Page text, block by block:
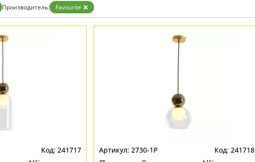
Бронза
Золото
Прозрачные
Производитель: Favourite
241717 2730-1P 241718